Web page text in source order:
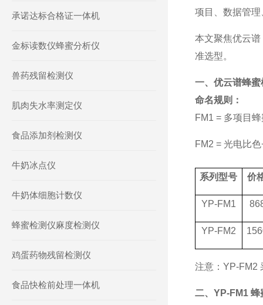
项目、数据管
本文聚焦优云谱
准选型。
一、优云谱蜂
命名规则：
FM1 = 多项目
FM2 = 光电比色
系列型号 价
YP-FM1
YP-FM2
注意： YP-FM2
二、 YP-FM1 蜂
承诺达标合格证一体机
金标读数仪蜂蜜分析仪
兽药残留检测仪
肌肉失水率测定仪
食品添加剂检测仪
牛奶冰点仪
牛奶体细胞计数仪
蜂蜜检测仪麻度检测仪
鸡蛋药物残留检测仪
食品快检前处理一体机